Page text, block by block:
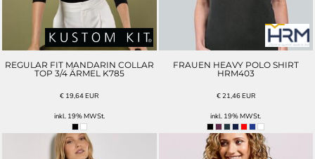
REGULAR FIT MANDARIN COLLAR
TOP 3/4 ÄRMEL K785
€ 19,64EUR
inkl. 19% MWSt.
FRAUEN HEAVY POLO SHIRT
HRM403
€21,46EUR
inkl. 19% MWSt.